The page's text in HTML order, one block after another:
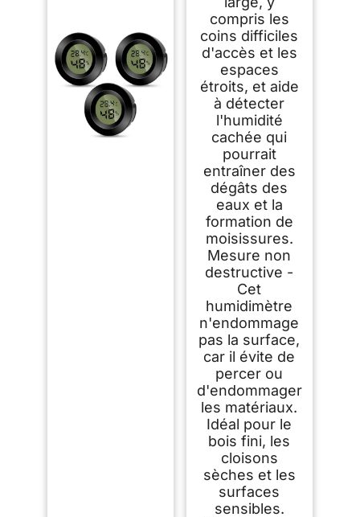
compris les
coins difficiles
d'accès et les
espaces
étroits, et aide
à détecter
l'humidité
cachée qui
pourrait
entraîner des
dégâts des
eaux et la
formation de
moisissures.
Mesure non
destructive -
Cet
humidimètre
n'endommage
pas la surface,
car il évite de
percer ou
d'endommager
les matériaux.
Idéal pour le
bois fini, les
cloisons
sèches et les
surfaces
sensibles.